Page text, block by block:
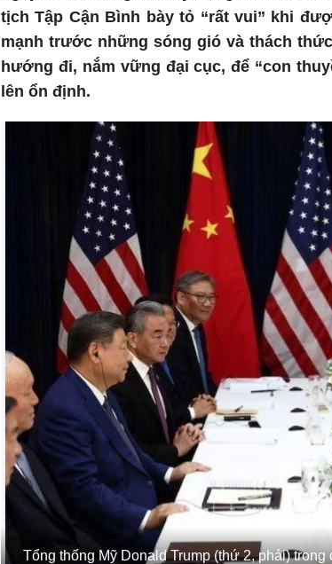
tịch Tập Cận Bình bày tỏ “rất vui” khi
mạnh trước những sóng gió và thách
hướng đi, nắm vững đại cục, để “con
lên ổn định.
Tổng thống Mỹ Donald Trump (thứ 2, phải)